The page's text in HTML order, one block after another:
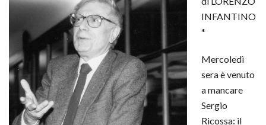
INFANTINO
*
Mercoledì
sera è venuto
a mancare
Sergio
Ricossa: il